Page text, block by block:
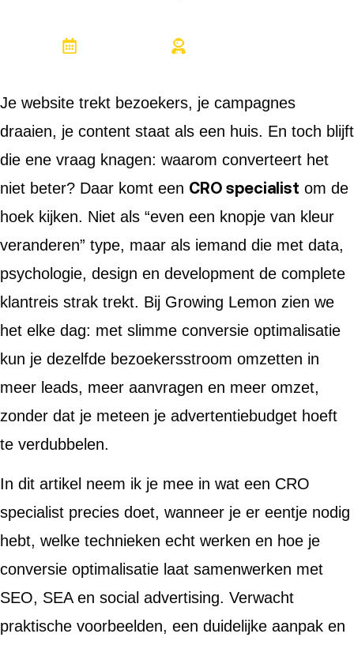
Je website trekt bezoekers, je campagnes
draaien, je content staat als een huis. En toch blijft
die ene vraag knagen: waarom converteert het
niet beter? Daar komt een CRO specialist om de
hoek kijken. Niet als “even een knopje van kleur
veranderen” type, maar als iemand die met data,
psychologie, design en development de complete
klantreis strak trekt. Bij Growing Lemon zien we
het elke dag: met slimme conversie optimalisatie
kun je dezelfde bezoekersstroom omzetten in
meer leads, meer aanvragen en meer omzet,
zonder dat je meteen je advertentiebudget hoeft
te verdubbelen.
In dit artikel neem ik je mee in wat een CRO
specialist precies doet, wanneer je er eentje nodig
hebt, welke technieken echt werken en hoe je
conversie optimalisatie laat samenwerken met
SEO, SEA en social advertising. Verwacht
praktische voorbeelden, een duidelijke aanpak en